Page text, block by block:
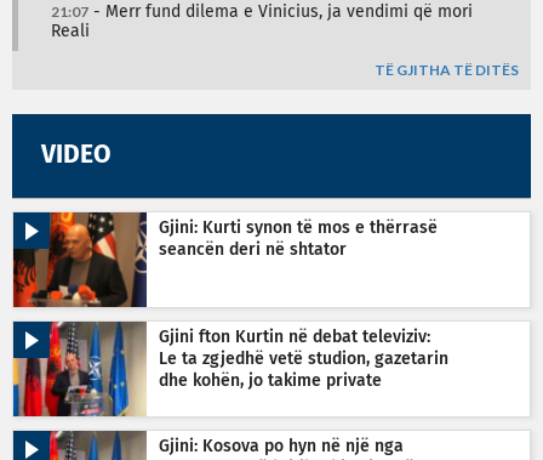
21:07 - Merr fund dilema e Vinicius, ja vendimi që mori
Reali
TË GJITHA TË DITËS
VIDEO
Gjini: Kurti synon të mos e thërrasë
seancën deri në shtator
Gjini fton Kurtin në debat televiziv:
Le ta zgjedhë vetë studion, gazetarin
dhe kohën, jo takime private
Gjini: Kosova po hyn në një nga